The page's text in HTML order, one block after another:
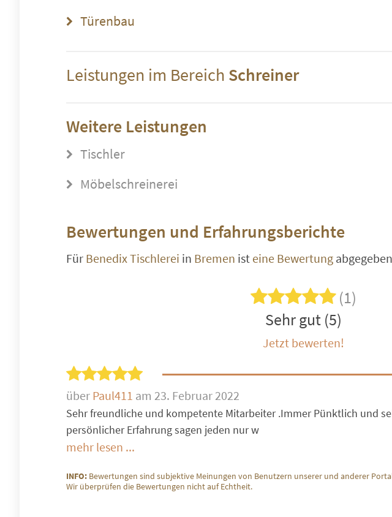
Türenbau
Leistungen im Bereich Schreiner
Weitere Leistungen
Tischler
Möbelschreinerei
Bewertungen und Erfahrungsberichte
Für Benedix Tischlerei in Bremen ist eine Bewertung
(1)
Sehr gut (5)
Jetzt bewerten!
über Paul411 am 23. Februar 2022
Sehr freundliche und kompetente Mitarbeiter .Immer Pünktlich und
persönlicher Erfahrung sagen jeden nur w
mehr lesen ...
INFO: Bewertungen sind subjektive Meinungen von Benutzern unserer und anderer
Wir überprüfen die Bewertungen nicht auf Echtheit.